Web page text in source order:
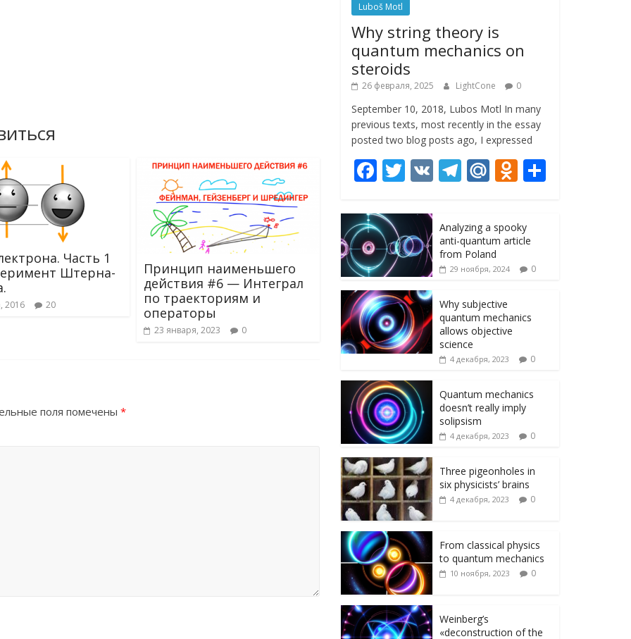
Часть 1
Штерна-
2016 20
Принцип наименьшего
действия #6 — Интеграл
по траекториям и
операторы
23 января, 2023 0
поля помечены *
Luboš Motl
Why string theory is
quantum mechanics on
steroids
26 февраля, 2025 LightCone 0
September 10, 2018, Lubos Motl In many
previous texts, most recently in the essay
posted two blog posts ago, I expressed
F
e
b
o
o
k
T
itt
er
V T
gr
a
m
M
R
u
O
n
o
kl
as
ni
ki
Analyzing a spooky
anti-quantum article
from Poland
29 ноября, 2024 0
Why subjective
quantum mechanics
allows objective
science
4 декабря, 2023 0
Quantum mechanics
doesn’t really imply
solipsism
4 декабря, 2023 0
Three pigeonholes in
six physicists’ brains
4 декабря, 2023 0
From classical physics
to quantum mechanics
10 ноября, 2023 0
Weinberg’s
«deconstruction of the